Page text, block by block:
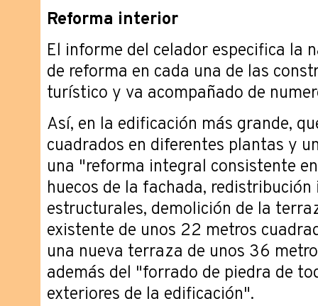
Reforma interior
El informe del celador especifica la
de reforma en cada una de las
turístico y va acompañado de
Así, en la edificación más grande,
cuadrados en diferentes plantas y
una "reforma integral consistente
huecos de la fachada,
estructurales, demolición de la
existente de unos 22 metros
una nueva terraza de unos 36
además del "forrado de piedra de
exteriores de la edificación".